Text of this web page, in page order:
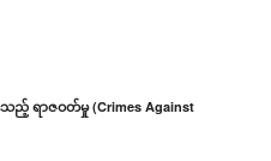
ရာဇဝတ်မှု (Crimes Against